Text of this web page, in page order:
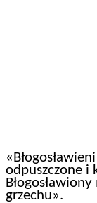
odpuszczone i
grzechu».